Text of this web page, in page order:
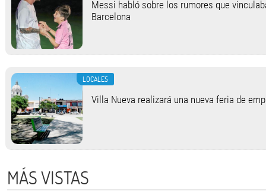
Messi habló sobre los rumores que
Barcelona
LOCALES
Villa Nueva realizará una nueva feria de
MÁS VISTAS